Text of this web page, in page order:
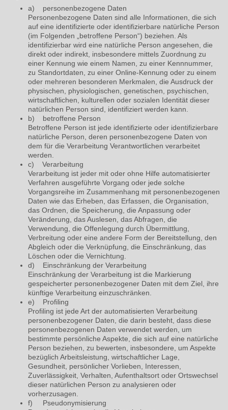
a) personenbezogene Daten
Personenbezogene Daten sind alle Informationen, die sich
auf eine identifizierte oder identifizierbare natürliche Person
(im Folgenden „betroffene Person“) beziehen. Als
identifizierbar wird eine natürliche Person angesehen, die
direkt oder indirekt, insbesondere mittels Zuordnung zu
einer Kennung wie einem Namen, zu einer Kennnummer,
zu Standortdaten, zu einer Online-Kennung oder zu einem
oder mehreren besonderen Merkmalen, die Ausdruck der
physischen, physiologischen, genetischen, psychischen,
wirtschaftlichen, kulturellen oder sozialen Identität dieser
natürlichen Person sind, identifiziert werden kann.
b) betroffene Person
Betroffene Person ist jede identifizierte oder identifizierbare
natürliche Person, deren personenbezogene Daten von
dem für die Verarbeitung Verantwortlichen verarbeitet
werden.
c) Verarbeitung
Verarbeitung ist jeder mit oder ohne Hilfe automatisierter
Verfahren ausgeführte Vorgang oder jede solche
Vorgangsreihe im Zusammenhang mit personenbezogenen
Daten wie das Erheben, das Erfassen, die Organisation,
das Ordnen, die Speicherung, die Anpassung oder
Veränderung, das Auslesen, das Abfragen, die
Verwendung, die Offenlegung durch Übermittlung,
Verbreitung oder eine andere Form der Bereitstellung, den
Abgleich oder die Verknüpfung, die Einschränkung, das
Löschen oder die Vernichtung.
d) Einschränkung der Verarbeitung
Einschränkung der Verarbeitung ist die Markierung
gespeicherter personenbezogener Daten mit dem Ziel, ihre
künftige Verarbeitung einzuschränken.
e) Profiling
Profiling ist jede Art der automatisierten Verarbeitung
personenbezogener Daten, die darin besteht, dass diese
personenbezogenen Daten verwendet werden, um
bestimmte persönliche Aspekte, die sich auf eine natürliche
Person beziehen, zu bewerten, insbesondere, um Aspekte
bezüglich Arbeitsleistung, wirtschaftlicher Lage,
Gesundheit, persönlicher Vorlieben, Interessen,
Zuverlässigkeit, Verhalten, Aufenthaltsort oder Ortswechsel
dieser natürlichen Person zu analysieren oder
vorherzusagen.
f) Pseudonymisierung